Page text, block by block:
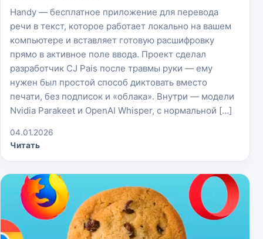
Handy — бесплатное приложение для перевода
речи в текст, которое работает локально на вашем
компьютере и вставляет готовую расшифровку
прямо в активное поле ввода. Проект сделал
разработчик CJ Pais после травмы руки — ему
нужен был простой способ диктовать вместо
печати, без подписок и «облака». Внутри — модели
Nvidia Parakeet и OpenAI Whisper, с нормальной […]
04.01.2026
Читать